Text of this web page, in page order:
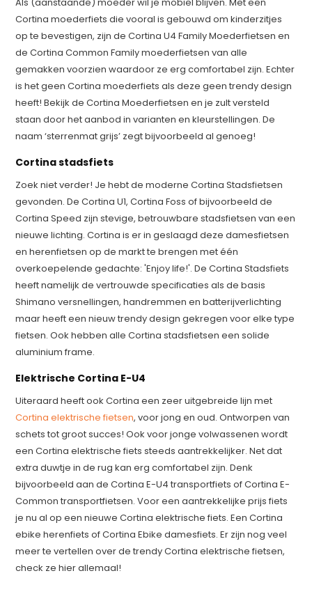
Cortina moederfiets die vooral is gebouwd om kinderzitjes
op te bevestigen, zijn de Cortina U4 Family Moederfietsen en
de Cortina Common Family moederfietsen van alle
gemakken voorzien waardoor ze erg comfortabel zijn. Echter
is het geen Cortina moederfiets als deze geen trendy design
heeft! Bekijk de Cortina Moederfietsen en je zult versteld
staan door het aanbod in varianten en kleurstellingen. De
naam ‘sterrenmat grijs’ zegt bijvoorbeeld al genoeg!
Cortina stadsfiets
Zoek niet verder! Je hebt de moderne Cortina Stadsfietsen
gevonden. De Cortina U1, Cortina Foss of bijvoorbeeld de
Cortina Speed zijn stevige, betrouwbare stadsfietsen van een
nieuwe lichting. Cortina is er in geslaagd deze damesfietsen
en herenfietsen op de markt te brengen met één
overkoepelende gedachte: 'Enjoy life!'. De Cortina Stadsfiets
heeft namelijk de vertrouwde specificaties als de basis
Shimano versnellingen, handremmen en batterijverlichting
maar heeft een nieuw trendy design gekregen voor elke type
fietsen. Ook hebben alle Cortina stadsfietsen een solide
aluminium frame.
Elektrische Cortina E-U4
Uiteraard heeft ook Cortina een zeer uitgebreide lijn met
Cortina elektrische fietsen, voor jong en oud. Ontworpen van
schets tot groot succes! Ook voor jonge volwassenen wordt
een Cortina elektrische fiets steeds aantrekkelijker. Net dat
extra duwtje in de rug kan erg comfortabel zijn. Denk
bijvoorbeeld aan de Cortina E-U4 transportfiets of Cortina E-
Common transportfietsen. Voor een aantrekkelijke prijs fiets
je nu al op een nieuwe Cortina elektrische fiets. Een Cortina
ebike herenfiets of Cortina Ebike damesfiets. Er zijn nog veel
meer te vertellen over de trendy Cortina elektrische fietsen,
check ze hier allemaal!